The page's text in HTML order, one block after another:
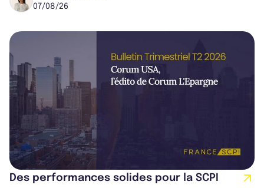
07/08/26
Des performances solides pour la SCPI